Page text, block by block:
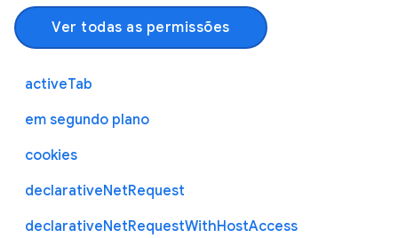
Ver todas as permissões
activeTab
em segundo plano
cookies
declarativeNetRequest
declarativeNetRequestWithHostAccess